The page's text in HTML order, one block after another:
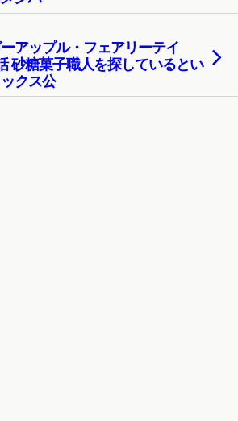
ーアップル・フェアリーテイ
砂糖菓子職人を探しているとい
クス公